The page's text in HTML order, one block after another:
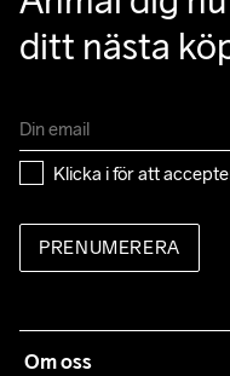
80% Polyester Recycled
ditt nästa
Klicka i för att
PRENUMERERA
Om oss